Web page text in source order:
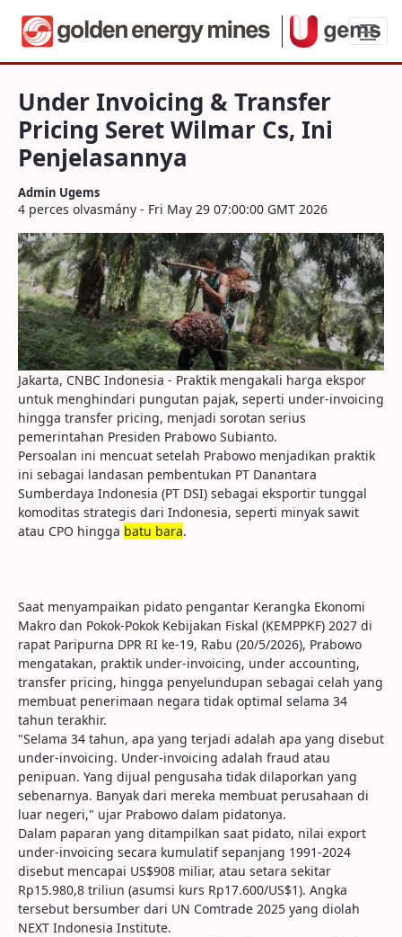
Under Invoicing & Transfer Pricing
Under Invoicing & Transfer
Pricing Seret Wilmar Cs, Ini
Penjelasannya
Admin Ugems
4 perces olvasmány - Fri May 29 07:00:00 GMT 2026
Jakarta, CNBC Indonesia - Praktik mengakali harga ekspor
untuk menghindari pungutan pajak, seperti under-invoicing
hingga transfer pricing, menjadi sorotan serius
pemerintahan Presiden Prabowo Subianto.
Persoalan ini mencuat setelah Prabowo menjadikan praktik
ini sebagai landasan pembentukan PT Danantara
Sumberdaya Indonesia (PT DSI) sebagai eksportir tunggal
komoditas strategis dari Indonesia, seperti minyak sawit
atau CPO hingga batu bara.
Saat menyampaikan pidato pengantar Kerangka Ekonomi
Makro dan Pokok-Pokok Kebijakan Fiskal (KEMPPKF) 2027 di
rapat Paripurna DPR RI ke-19, Rabu (20/5/2026), Prabowo
mengatakan, praktik under-invoicing, under accounting,
transfer pricing, hingga penyelundupan sebagai celah yang
membuat penerimaan negara tidak optimal selama 34
tahun terakhir.
"Selama 34 tahun, apa yang terjadi adalah apa yang disebut
under-invoicing. Under-invoicing adalah fraud atau
penipuan. Yang dijual pengusaha tidak dilaporkan yang
sebenarnya. Banyak dari mereka membuat perusahaan di
luar negeri," ujar Prabowo dalam pidatonya.
Dalam paparan yang ditampilkan saat pidato, nilai export
under-invoicing secara kumulatif sepanjang 1991-2024
disebut mencapai US$908 miliar, atau setara sekitar
Rp15.980,8 triliun (asumsi kurs Rp17.600/US$1). Angka
tersebut bersumber dari UN Comtrade 2025 yang diolah
NEXT Indonesia Institute.